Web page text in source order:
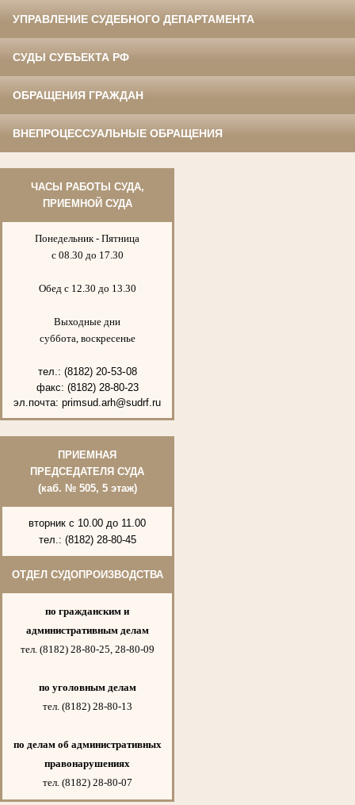
УПРАВЛЕНИЕ СУДЕБНОГО ДЕПАРТАМЕНТА
СУДЫ СУБЪЕКТА РФ
ОБРАЩЕНИЯ ГРАЖДАН
ВНЕПРОЦЕССУАЛЬНЫЕ ОБРАЩЕНИЯ
ЧАСЫ РАБОТЫ СУДА,
ПРИЕМНОЙ СУДА
Понедельник - Пятница
с 08.30 до 17.30
Обед с 12.30 до 13.30
Выходные дни
суббота, воскресенье
тел.: (8182) 20-53-08
факс: (8182) 28-80-23
эл.почта: primsud.arh@sudrf.ru
ПРИЕМНАЯ
ПРЕДСЕДАТЕЛЯ СУДА
(каб. № 505, 5 этаж)
вторник с 10.00 до 11.00
тел.: (8182) 28-80-45
ОТДЕЛ СУДОПРОИЗВОДСТВА
по гражданским и
административным делам
тел. (8182) 28-80-25, 28-80-09
по уголовным делам
тел. (8182) 28-80-13
по делам об административных
правонарушениях
тел. (8182) 28-80-07